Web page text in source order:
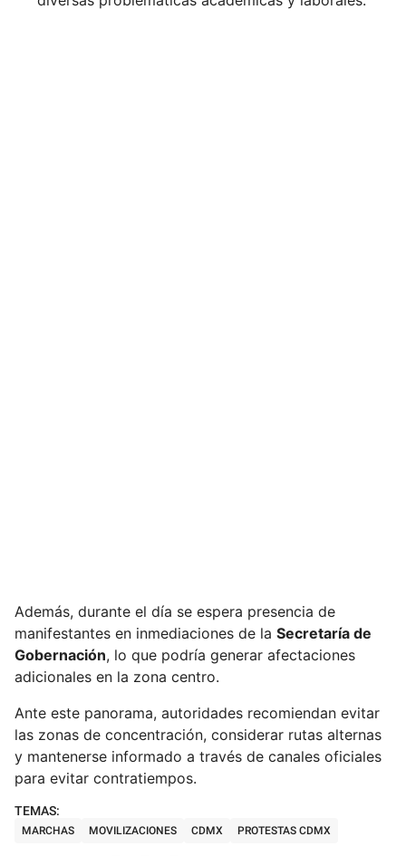
Además, durante el día se espera presencia de
manifestantes en inmediaciones de la Secretaría de
Gobernación, lo que podría generar afectaciones
adicionales en la zona centro.
Ante este panorama, autoridades recomiendan evitar
las zonas de concentración, considerar rutas alternas
y mantenerse informado a través de canales oficiales
para evitar contratiempos.
MARCHAS MOVILIZACIONES CDMX PROTESTAS CDMX